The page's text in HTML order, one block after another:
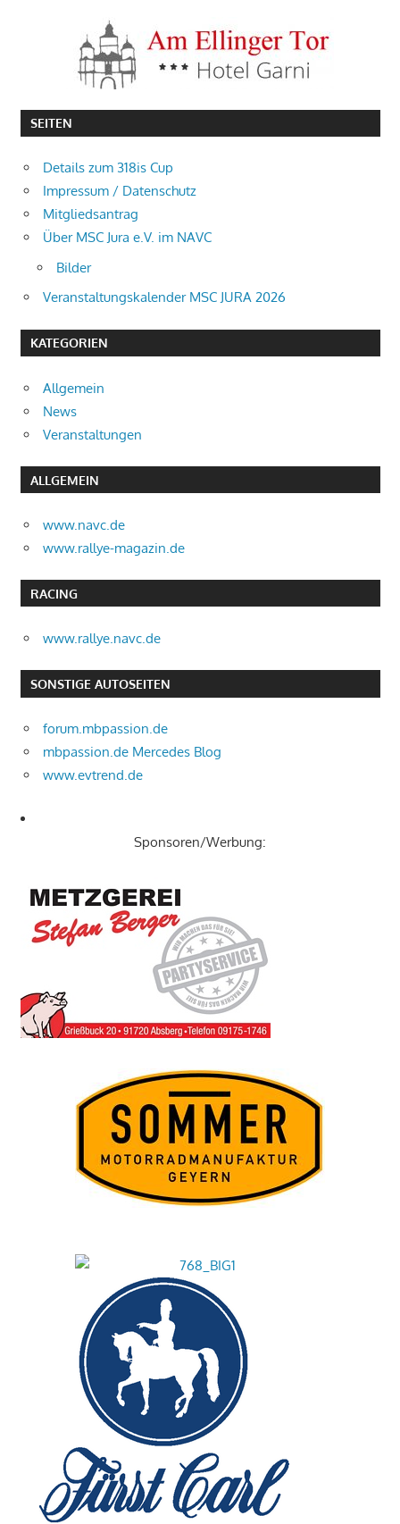
SEITEN
Details zum 318is Cup
Impressum / Datenschutz
Mitgliedsantrag
Über MSC Jura e.V. im NAVC
Bilder
Veranstaltungskalender MSC JURA 2026
KATEGORIEN
Allgemein
News
Veranstaltungen
ALLGEMEIN
www.navc.de
www.rallye-magazin.de
RACING
www.rallye.navc.de
SONSTIGE AUTOSEITEN
forum.mbpassion.de
mbpassion.de Mercedes Blog
www.evtrend.de
Sponsoren/Werbung: